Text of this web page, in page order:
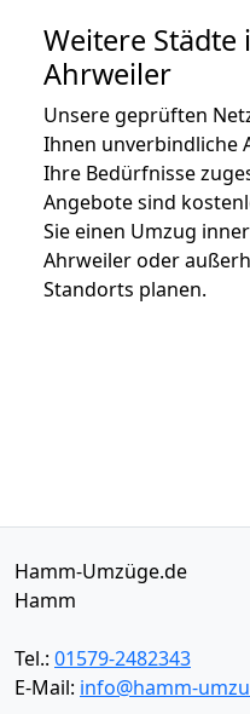
Weitere
Ahrweiler
Unsere geprüften
Ihnen unverbindliche
Ihre Bedürfnisse
Angebote sind
Sie einen Umzug
Ahrweiler oder
Standorts planen.
Hamm-Umzüge.de
Hamm
Tel.: 01579-2482343
E-Mail: info@hamm-